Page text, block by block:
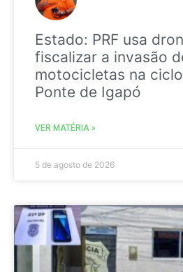
Estado: PRF usa
fiscalizar a invasão
motocicletas na
Ponte de Igapó
VER MATÉRIA »
5 de agosto de 2026